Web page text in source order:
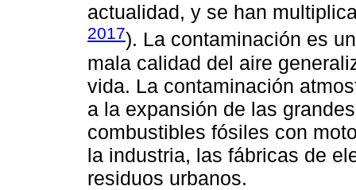
actualidad, y se han
2017). La contaminación es
mala calidad del aire
vida. La contaminación
a la expansión de las
combustibles fósiles con
la industria, las fábricas de
residuos urbanos.